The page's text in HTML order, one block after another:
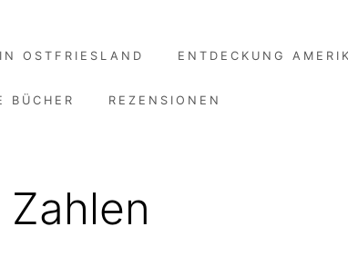
OSTFRIESLAND ENTDECKUNG
BÜCHER REZENSIONEN